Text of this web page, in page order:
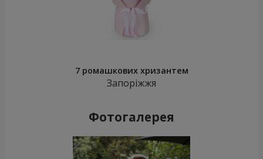
7 ромашкових хризантем
Запоріжжя
Фотогалерея